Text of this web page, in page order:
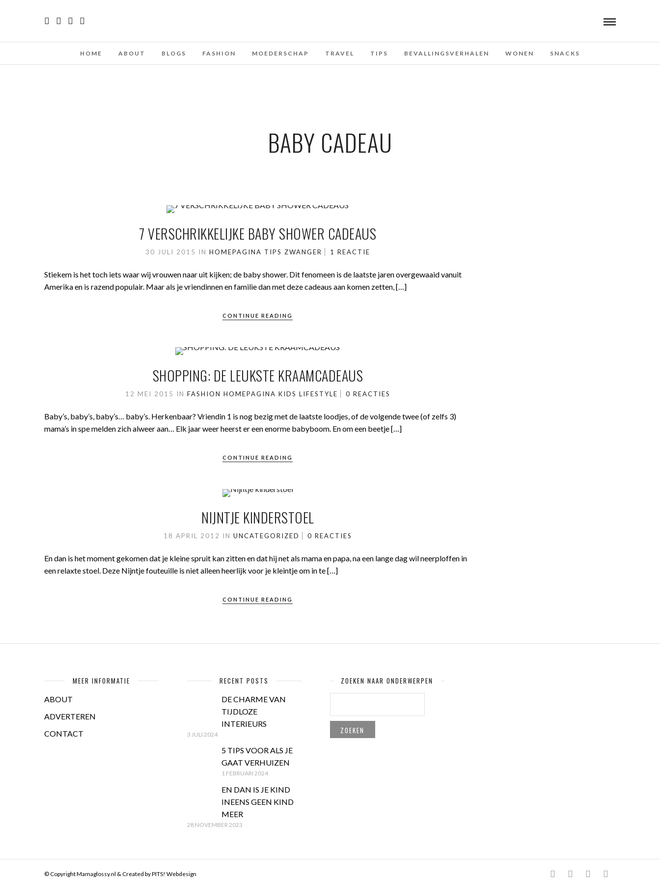
HOME ABOUT BLOGS FASHION MOEDERSCHAP TRAVEL TIPS BEVALLINGSVERHALEN WONEN SNACKS
BABY CADEAU
7 VERSCHRIKKELIJKE BABY SHOWER CADEAUS
30 JULI 2015 IN HOMEPAGINA TIPS ZWANGER 1 REACTIE
Stiekem is het toch iets waar wij vrouwen naar uit kijken; de baby shower. Dit fenomeen is de laatste jaren overgewaaid vanuit
Amerika en is razend populair. Maar als je vriendinnen en familie dan met deze cadeaus aan komen zetten, […]
CONTINUE READING
SHOPPING: DE LEUKSTE KRAAMCADEAUS
12 MEI 2015 IN FASHION HOMEPAGINA KIDS LIFESTYLE 0 REACTIES
Baby’s, baby’s, baby’s… baby’s. Herkenbaar? Vriendin 1 is nog bezig met de laatste loodjes, of de volgende twee (of zelfs 3)
mama’s in spe melden zich alweer aan… Elk jaar weer heerst er een enorme babyboom. En om een beetje […]
CONTINUE READING
NIJNTJE KINDERSTOEL
18 APRIL 2012 IN UNCATEGORIZED 0 REACTIES
En dan is het moment gekomen dat je kleine spruit kan zitten en dat hij net als mama en papa, na een lange dag wil neerploffen in
een relaxte stoel. Deze Nijntje fouteuille is niet alleen heerlijk voor je kleintje om in te […]
CONTINUE READING
MEER INFORMATIE
ABOUT
ADVERTEREN
CONTACT
RECENT POSTS
DE CHARME VAN
TIJDLOZE
INTERIEURS
3 JULI 2024
5 TIPS VOOR ALS JE
GAAT VERHUIZEN
1 FEBRUARI 2024
EN DAN IS JE KIND
INEENS GEEN KIND
MEER
28 NOVEMBER 2023
ZOEKEN NAAR ONDERWERPEN
© Copyright Mamaglossy.nl & Created byPITS! Webdesign